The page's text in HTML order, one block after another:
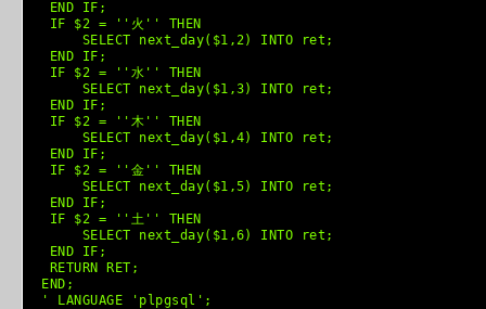
abc123 (1367)
ai crunch (1362)
END IF;
IF $2 = ''火'' THEN
SELECT next_day($1,2) INTO ret;
END IF;
IF $2 = ''水'' THEN
SELECT next_day($1,3) INTO ret;
END IF;
IF $2 = ''木'' THEN
SELECT next_day($1,4) INTO ret;
END IF;
IF $2 = ''金'' THEN
SELECT next_day($1,5) INTO ret;
END IF;
IF $2 = ''土'' THEN
SELECT next_day($1,6) INTO ret;
END IF;
RETURN RET;
END;
' LANGUAGE 'plpgsql';